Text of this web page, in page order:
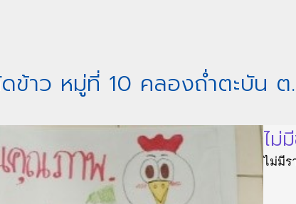
ข้าว หมู่ที่ 10 คลองถ่ำตะบัน ต
ไม่
ไม่มีร